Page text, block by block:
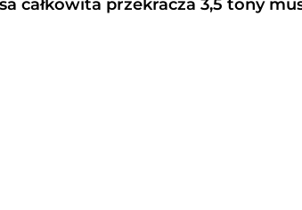
całkowita przekracza 3,5 tony